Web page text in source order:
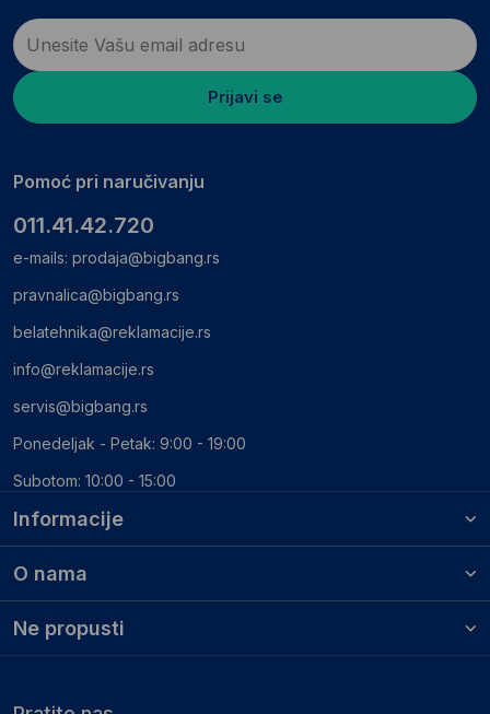
Informacije
O nama
Ne propusti
Prijavi se
Pomoć pri naručivanju
011.41.42.720
e-mails: prodaja@bigbang.rs
pravnalica@bigbang.rs
belatehnika@reklamacije.rs
info@reklamacije.rs
servis@bigbang.rs
Ponedeljak - Petak: 9:00 - 19:00
Subotom: 10:00 - 15:00